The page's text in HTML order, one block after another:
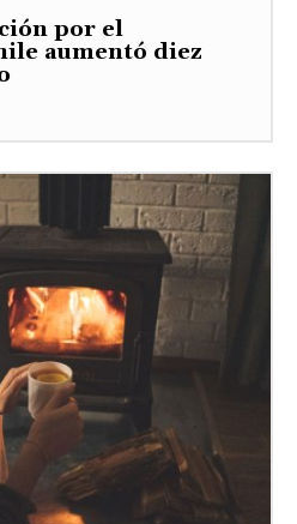
por el
aumentó diez